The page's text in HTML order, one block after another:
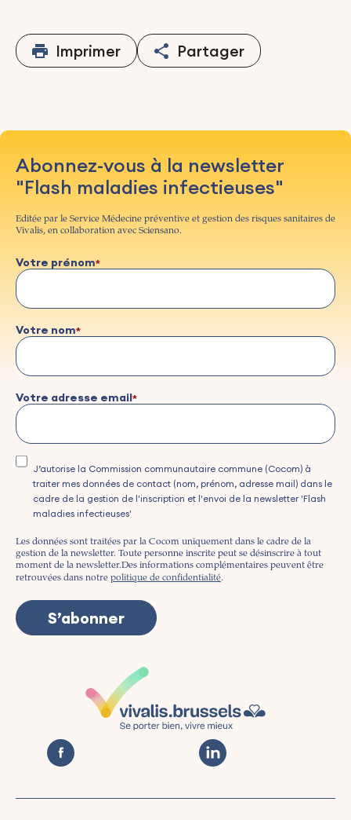
Imprimer Partager
Abonnez-vous à la newsletter
"Flash maladies infectieuses"
Editée par le Service Médecine préventive et gestion des risques sanitaires de
Vivalis, en collaboration avec Sciensano.
Votre prénom
Votre nom
Votre adresse email
J’autorise la Commission communautaire commune (Cocom) à
traiter mes données de contact (nom, prénom, adresse mail) dans le
cadre de la gestion de l'inscription et l'envoi de la newsletter 'Flash
maladies infectieuses'
Les données sont traitées par la Cocom uniquement dans le cadre de la
gestion de la newsletter. Toute personne inscrite peut se désinscrire à tout
moment de la newsletter.Des informations complémentaires peuvent être
retrouvées dans notre politique de confidentialité.